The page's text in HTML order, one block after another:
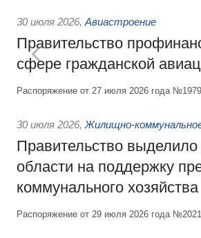
30 июля 2026, Авиастроение
Правительство
сфере гражданской
Распоряжение от 27 июля 2026 года
30 июля 2026, Жилищно-
Правительство
области на поддержку
коммунального хозяйства
Распоряжение от 29 июля 2026 года